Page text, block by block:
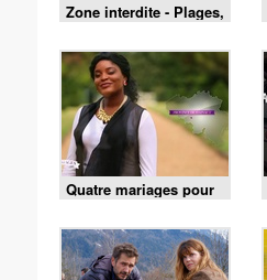
Zone interdite - Plages,
fêtes et traditions : un
été au cœur du Pays
basque
Quatre mariages pour
une lune de miel - 4
mariages pour 1 lune
de miel du 3 août 2026
- Merveille et François